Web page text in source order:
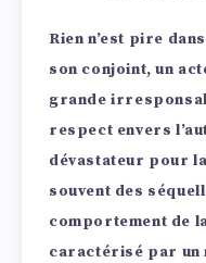
Rien n’est pire
son conjoint, un
grande
respect envers
dévastateur pour
souvent des
comportement de
caractérisé par un